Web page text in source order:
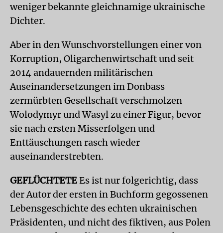
weniger bekannte gleichnamige ukrainische
Dichter.
Aber in den Wunschvorstellungen einer von
Korruption, Oligarchenwirtschaft und seit
2014 andauernden militärischen
Auseinandersetzungen im Donbass
zermürbten Gesellschaft verschmolzen
Wolodymyr und Wasyl zu einer Figur, bevor
sie nach ersten Misserfolgen und
Enttäuschungen rasch wieder
auseinanderstrebten.
GEFLÜCHTETEEs ist nur folgerichtig, dass
der Autor der ersten in Buchform gegossenen
Lebensgeschichte des echten ukrainischen
Präsidenten, und nicht des fiktiven, aus Polen